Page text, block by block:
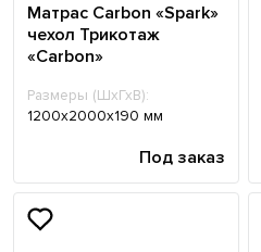
Матрас Carbon «Spark»
чехол Трикотаж
«Carbon»
Размеры (ШхГхВ):
1200х2000х190 мм
Под заказ